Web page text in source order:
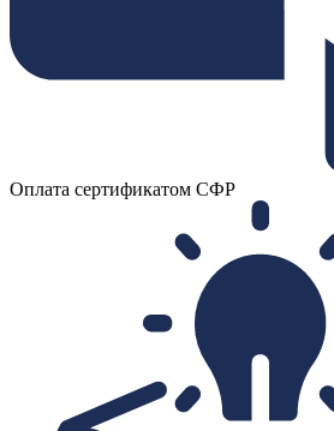
Оплата сертификатом СФР